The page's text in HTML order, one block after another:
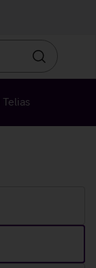
Otsin
Telias